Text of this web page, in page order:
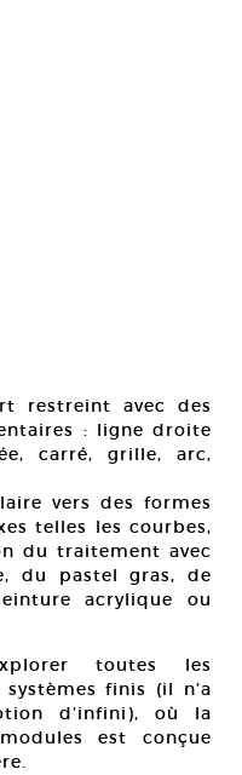
restreint avec des
: ligne droite
carré, grille, arc,
vers des formes
telles les courbes,
du traitement avec
du pastel gras, de
acrylique ou
toutes les
finis (il n’a
d’infini), où la
est conçue